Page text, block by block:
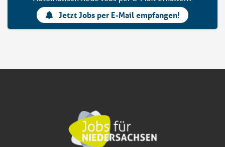
Jetzt Jobs per E-Mail empfangen!